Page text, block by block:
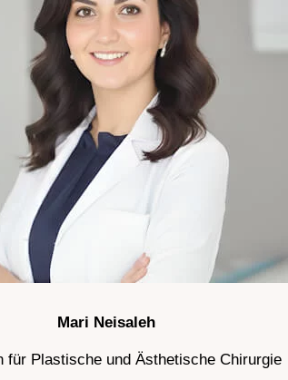
Mari Neisaleh
für Plastische und Ästhetische Chirurgie